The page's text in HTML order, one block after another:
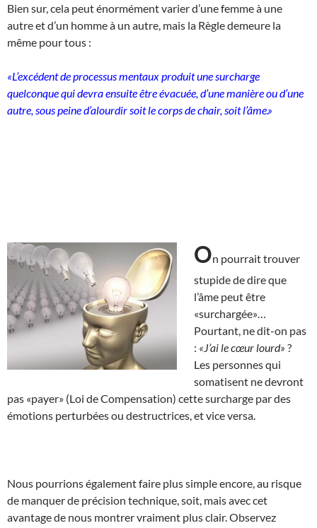
Bien sur, cela peut énormément varier d’une femme à une
autre et d’un homme à un autre, mais la Règle demeure la
même pour tous :
«L’excédent de processus mentaux produit une surcharge
quelconque qui devra ensuite être évacuée, d’une manière ou d’une
autre, sous peine d’alourdir soit le corps de chair, soit l’âme.»
On pourrait trouver
stupide de dire que
l’âme peut être
«surchargée»…
Pourtant, ne dit-on pas
: «J’ai le cœur lourd» ?
Les personnes qui
somatisent ne devront
pas «payer» (Loi de Compensation) cette surcharge par des
émotions perturbées ou destructrices, et vice versa.
Nous pourrions également faire plus simple encore, au risque
de manquer de précision technique, soit, mais avec cet
avantage de nous montrer vraiment plus clair. Observez